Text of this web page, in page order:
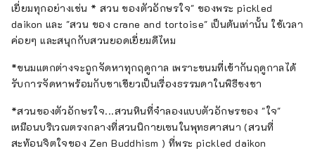
เยี่ยมทุกอย่างเช่น * สวน ของตัวอักษรใจ" ของพระ pickled
daikon และ "สวน ของ crane and tortoise" เป็นต้นเท่านั้น ใช้เวลา
ค่อยๆ และสนุกกับสวนยอดเยี่ยมดีไหม
*ขนมแตกต่างจะถูกจัดหาทุกฤดูกาล เพราะขนมที่เข้ากันฤดูกาลได้
รับการจัดหาพร้อมกับชาเขียวเป็นเรื่องธรรมดาในพิธีชงชา
*สวนของตัวอักษรใจ...สวนหินที่จำลองแบบตัวอักษรของ "ใจ"
เหมือนบริเวณตรงกลางที่สวนนิกายเซนในพุทธศาสนา (สวนที่
สะท้อนจิตใจของ Zen Buddhism ) ที่พระ pickled daikon